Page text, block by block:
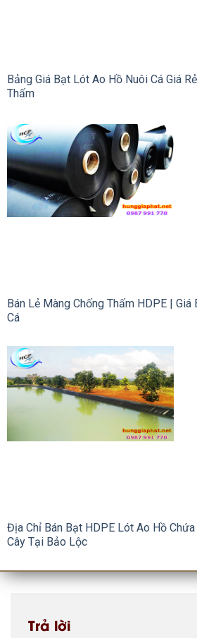
Bảng Giá Bạt Lót Ao Hồ Nuôi Cá Giá
Thấm
Bán Lẻ Màng Chống Thấm HDPE |
Cá
Địa Chỉ Bán Bạt HDPE Lót Ao Hồ
Cây Tại Bảo Lộc
Trả lời